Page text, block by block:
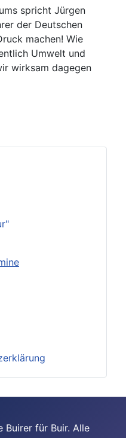
spricht Jürgen
der Deutschen
machen! Wie
Umwelt und
wirksam dagegen
für Buir. Alle